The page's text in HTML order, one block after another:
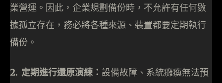
業營運。因此，企業規劃備份時，不允許有任何數
據孤立存在，務必將各種來源、裝置都要定期執行
備份。
2. 定期進行還原演練： 設備故障、系統癱瘓無法預